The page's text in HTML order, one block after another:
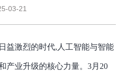
03-21
益激烈的时代,人工智能与智能
产业升级的核心力量。3月20